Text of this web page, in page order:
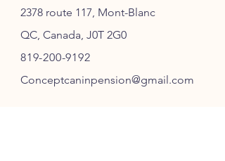
2378 route 117, Mont-Blanc
QC, Canada, J0T 2G0
819-200-9192
Conceptcaninpension@gmail.com